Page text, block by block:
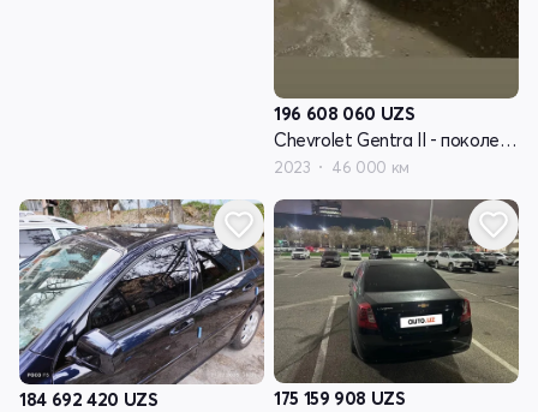
196 608 060 UZS
Chevrolet Gentra II - поколение
2023 46 000 км
184 692 420 UZS
175 159 908 UZS